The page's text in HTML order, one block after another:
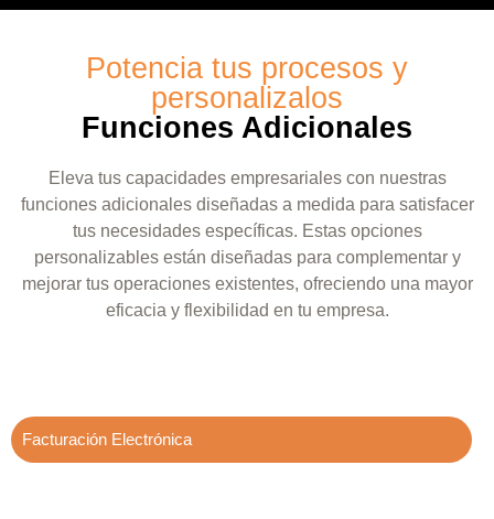
Potencia tus procesos y
personalizalos
Funciones Adicionales
Eleva tus capacidades empresariales con nuestras
funciones adicionales diseñadas a medida para satisfacer
tus necesidades específicas. Estas opciones
personalizables están diseñadas para complementar y
mejorar tus operaciones existentes, ofreciendo una mayor
eficacia y flexibilidad en tu empresa.
Facturación Electrónica